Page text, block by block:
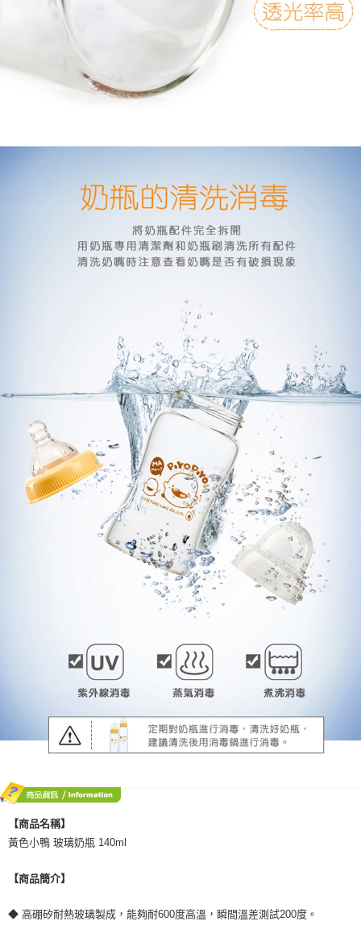
【商品名稱】
黃色小鴨 玻璃奶瓶 140ml
【商品簡介】
◆ 高硼矽耐熱玻璃製成，能夠耐600度高溫，瞬間溫差測試200度。